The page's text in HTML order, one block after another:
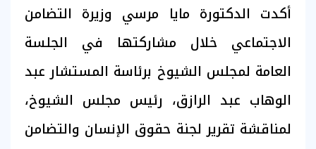
أكدت الدكتورة مايا مرسي وزيرة التضامن
الاجتماعي خلال مشاركتها في الجلسة
العامة لمجلس الشيوخ برئاسة المستشار عبد
الوهاب عبد الرازق، رئيس مجلس الشيوخ،
لمناقشة تقرير لجنة حقوق الإنسان والتضامن